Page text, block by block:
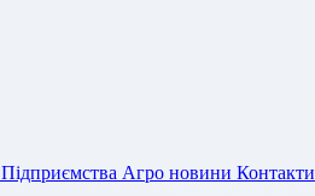
Підприємства Агро новини Контакти